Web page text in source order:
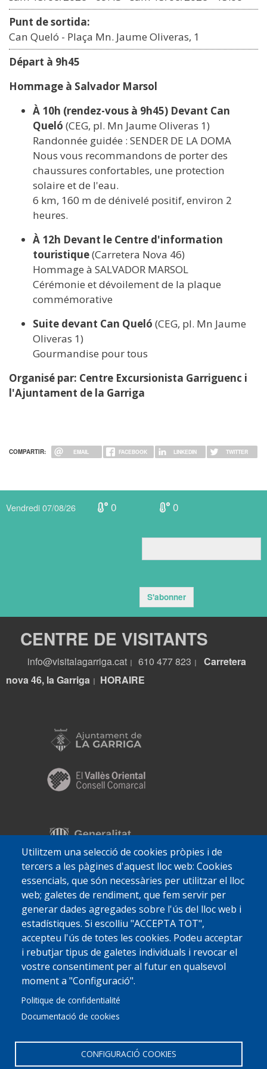
Punt de sortida:
Can Queló - Plaça Mn. Jaume Oliveras, 1
Départ à 9h45
Hommage à Salvador Marsol
À 10h (rendez-vous à 9h45) Devant Can
Queló (CEG, pl. Mn Jaume Oliveras 1)
Randonnée guidée : SENDER DE LA DOMA
Nous vous recommandons de porter des
chaussures confortables, une protection
solaire et de l'eau.
6 km, 160 m de dénivelé positif, environ 2
heures.
À 12h Devant le Centre d'information
touristique(Carretera Nova 46)
Hommage à SALVADOR MARSOL
Cérémonie et dévoilement de la plaque
commémorative
Suite devant Can Queló (CEG, pl. Mn Jaume
Oliveras 1)
Gourmandise pour tous
Organisé par: Centre Excursionista Garriguenc i
l'Ajuntament de la Garriga
COMPARTIR: EMAIL FACEBOOK LINKEDIN TWITTER
Utilitzem una selecció de cookies pròpies i de
tercers a les pàgines d'aquest lloc web: Cookies
essencials, que són necessàries per utilitzar el lloc
web; galetes de rendiment, que fem servir per
generar dades agregades sobre l'ús del lloc web i
estadístiques. Si escolliu "ACCEPTA TOT",
accepteu l'ús de totes les cookies. Podeu acceptar
i rebutjar tipus de galetes individuals i revocar el
vostre consentiment per al futur en qualsevol
moment a "Configuració".
Politique de confidentialité
Documentació de cookies
CONFIGURACIÓ COOKIES
Vendredi 07/08/26 0 0
S'abonner
CENTRE DE VISITANTS
info@visitalagarriga.cat 610 477 823
Carretera
nova 46, la Garriga
HORAIRE